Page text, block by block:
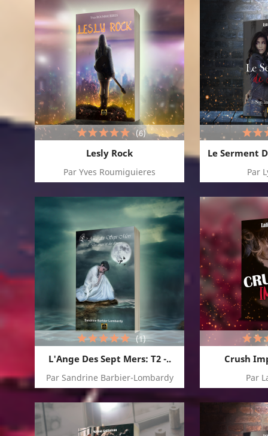
Lesly Rock
Par Yves Roumiguieres
(6)
Le Serment
Par
L'Ange Des Sept Mers: T2 -..
Par Sandrine Barbier-Lombardy
(1)
Crush
Par